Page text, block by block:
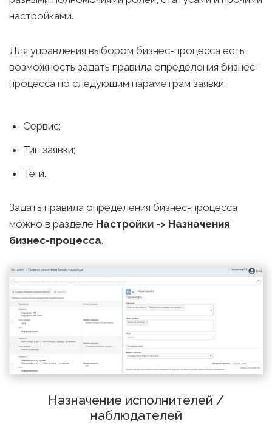
настройками.
Для управления выбором бизнес-процесса есть
возможность задать правила определения бизнес-
процесса по следующим параметрам заявки:
Сервис;
Тип заявки;
Теги.
Задать правила определения бизнес-процесса
можно в разделе Настройки -> Назначения
бизнес-процесса.
Назначение исполнителей /
наблюдателей